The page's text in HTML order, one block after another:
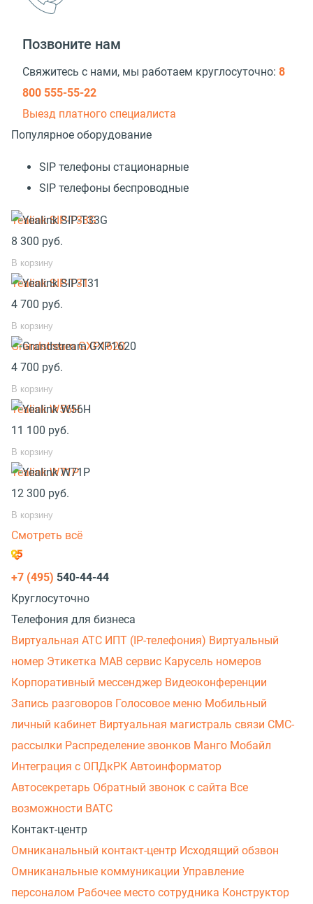
Позвоните нам
Свяжитесь с нами, мы работаем круглосуточно: 8
800 555-55-22
Выезд платного специалиста
Популярное оборудование
SIP телефоны стационарные
SIP телефоны беспроводные
Yealink SIP-T33G
8 300 руб.
В корзину
Yealink SIP-T31
4 700 руб.
В корзину
Grandstream GXP1620
4 700 руб.
В корзину
Yealink W56H
11 100 руб.
В корзину
Yealink W71P
12 300 руб.
В корзину
Смотреть всё
+7 (495) 540-44-44
Круглосуточно
Телефония для бизнеса
Виртуальная АТС ИПТ (IP-телефония) Виртуальный
номер Этикетка МАВ сервис Карусель номеров
Корпоративный мессенджер Видеоконференции
Запись разговоров Голосовое меню Мобильный
личный кабинет Виртуальная магистраль связи СМС-
рассылки Распределение звонков Манго Мобайл
Интеграция с ОПДкРК Автоинформатор
Автосекретарь Обратный звонок с сайта Все
возможности ВАТС
Контакт-центр
Омниканальный контакт-центр Исходящий обзвон
Омниканальные коммуникации Управление
персоналом Рабочее место сотрудника Конструктор